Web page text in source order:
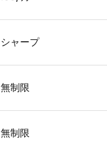
シャープ
無制限
無制限